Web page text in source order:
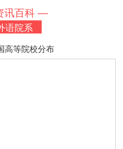
百科 —
语院系
高等院校分布